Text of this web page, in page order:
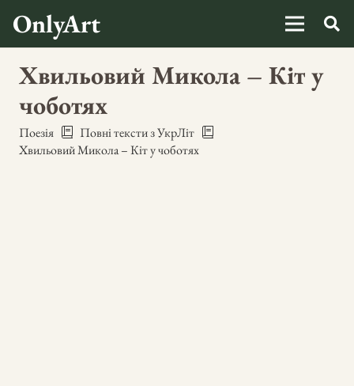
OnlyArt
Хвильовий Микола – Кіт у
чоботях
Поезія
Повні тексти з УкрЛіт
Хвильовий Микола – Кіт у чоботях